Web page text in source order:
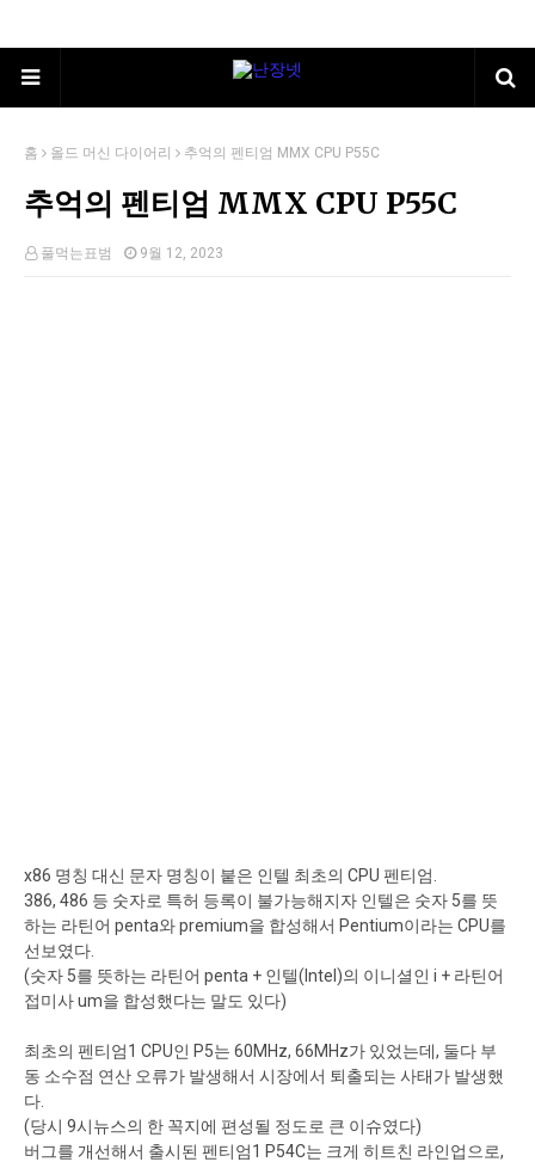
홈 올드 머신 다이어리 추억의 펜티엄 MMX CPU P55C
추억의 펜티엄 MMX CPU P55C
풀먹는표범 9월 12, 2023
x86 명칭 대신 문자 명칭이 붙은 인텔 최초의 CPU 펜티엄.
386, 486 등 숫자로 특허 등록이 불가능해지자 인텔은 숫자 5를 뜻
하는 라틴어 penta와 premium을 합성해서 Pentium이라는 CPU를
선보였다.
(숫자 5를 뜻하는 라틴어 penta + 인텔(Intel)의 이니셜인 i + 라틴어
접미사 um을 합성했다는 말도 있다)
최초의 펜티엄1 CPU인 P5는 60MHz, 66MHz가 있었는데, 둘다 부
동 소수점 연산 오류가 발생해서 시장에서 퇴출되는 사태가 발생했
다.
(당시 9시뉴스의 한 꼭지에 편성될 정도로 큰 이슈였다)
버그를 개선해서 출시된 펜티엄1 P54C는 크게 히트친 라인업으로,